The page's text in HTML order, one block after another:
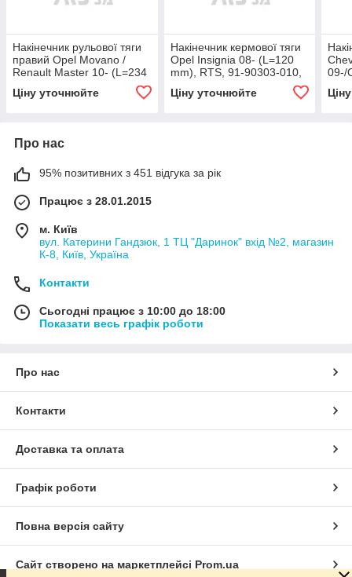
Накінечник рульової тяги
правий Opel Movano /
Renault Master 10- (L=234
mm), RTS, 91-90302-110,
Ціну уточнюйте
Накінечник кермової тяги
Opel Insignia 08- (L=120
mm), RTS, 91-90303-010,
Ціну уточнюйте
09-/
Про нас
95% позитивних з 451 відгука за рік
Працює з 28.01.2015
м. Київ
вул. Катерини Гандзюк, 1 ТЦ "Даринок" вхід №2, магазин
К-8, Київ, Україна
Контакти
Сьогодні працює з 10:00 до 18:00
Показати весь графік роботи
Про нас
Контакти
Доставка та оплата
Графік роботи
Повна версія сайту
Сайт створено на маркетплейсі Prom.ua